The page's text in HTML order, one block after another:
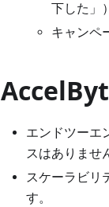
下した」
キャンペ
エンドツーエ
スはありませ
スケーラビリ
す。